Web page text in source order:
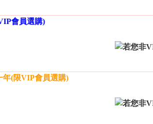
會員選購)
年(限VIP會員選購)